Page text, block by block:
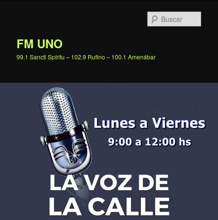
FM UNO
99.1 Sancti Spíritu – 102.9 Rufino – 100.1 Amenábar